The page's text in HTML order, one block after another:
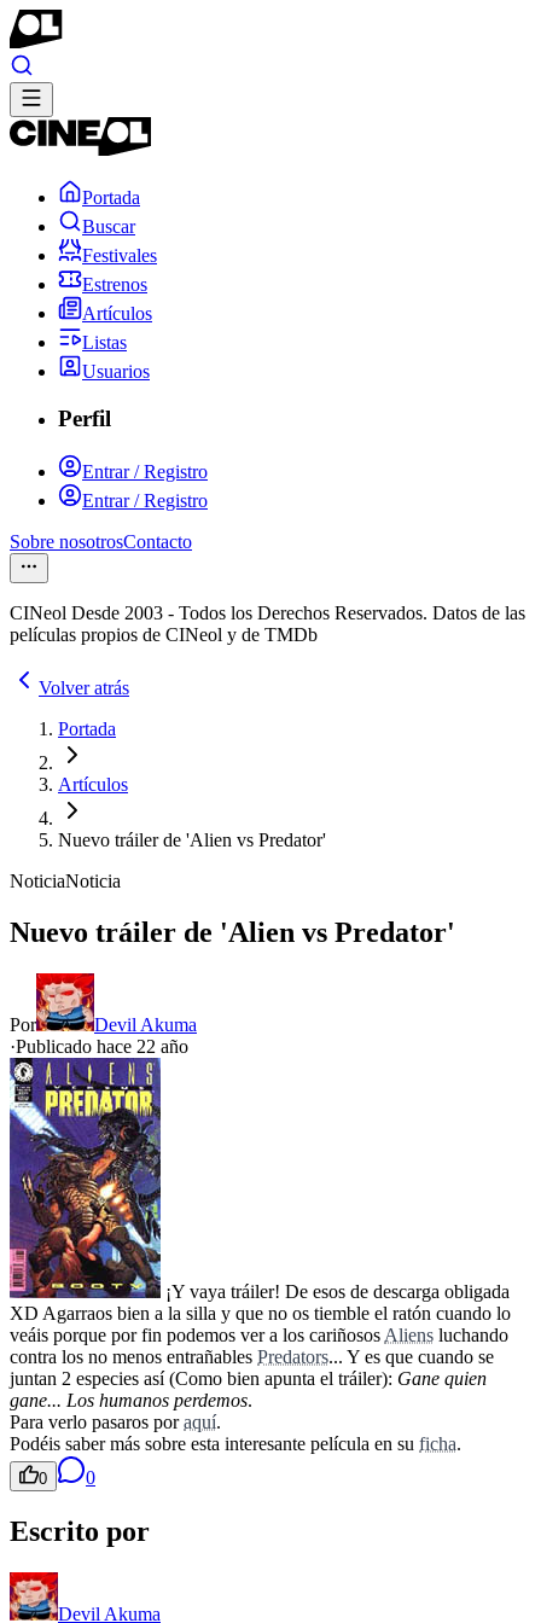
Portada
Buscar
Festivales
Estrenos
Artículos
Listas
Usuarios
Perfil
Entrar / Registro
Entrar / Registro
Sobre nosotrosContacto
CINeol Desde 2003 - Todos los Derechos Reservados. Datos de las
películas propios de CINeol y de TMDb
Volver atrás
Portada
Artículos
Nuevo tráiler de 'Alien vs Predator'
NoticiaNoticia
Nuevo tráiler de 'Alien vs Predator'
Por
Devil Akuma
·Publicado hace 22 año
¡Y vaya tráiler! De esos de descarga obligada
XD Agarraos bien a la silla y que no os tiemble el ratón cuando lo
veáis porque por fin podemos ver a los cariñosos Aliens luchando
contra los no menos entrañables Predators... Y es que cuando se
juntan 2 especies así (Como bien apunta el tráiler): Gane quien
gane... Los humanos perdemos.
Para verlo pasaros poraquí.
Podéis saber más sobre esta interesante película en su ficha.
0 0
Escrito por
Devil Akuma